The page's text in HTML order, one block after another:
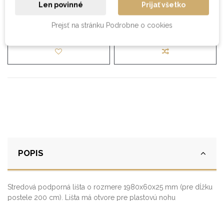
Vložiť do košíka
POPIS
Stredová podporná lišta o rozmere 1980x60x25 mm (pre dĺžku
postele 200 cm). Lišta má otvore pre plastovú nohu
Len povinné Prijať všetko
Prejsť na stránku Podrobne o cookies